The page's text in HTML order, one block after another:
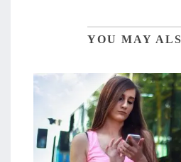
YOU MAY